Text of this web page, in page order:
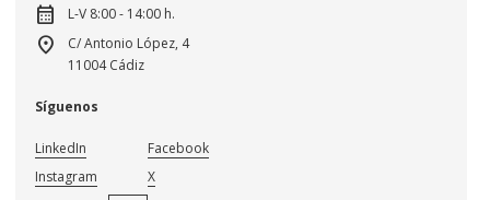
calendar_month L-V 8:00 - 14:00 h.
location_on
C/ Antonio López, 4
11004 Cádiz
Síguenos
LinkedIn
Instagram
Facebook
X